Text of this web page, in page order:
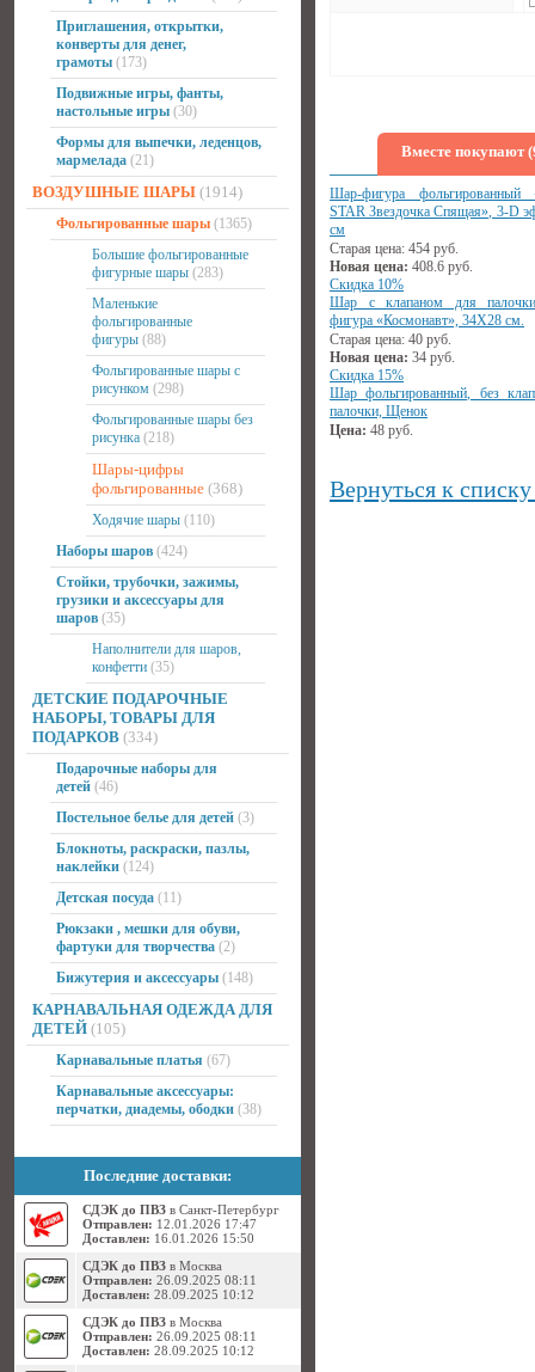
Приглашения, открытки,
конверты для денег,
грамоты (173)
Подвижные игры, фанты,
настольные игры (30)
Формы для выпечки, леденцов,
мармелада (21)
ВОЗДУШНЫЕ ШАРЫ (1914)
Фольгированные шары (1365)
Большие фольгированные
фигурные шары (283)
Маленькие
фольгированные
фигуры (88)
Фольгированные шары с
рисунком (298)
Фольгированные шары без
рисунка (218)
Шары-цифры
фольгированные (368)
Ходячие шары (110)
Наборы шаров (424)
Стойки, трубочки, зажимы,
грузики и аксессуары для
шаров (35)
Наполнители для шаров,
конфетти (35)
ДЕТСКИЕ ПОДАРОЧНЫЕ
НАБОРЫ, ТОВАРЫ ДЛЯ
ПОДАРКОВ (334)
Подарочные наборы для
детей (46)
Постельное белье для детей (3)
Блокноты, раскраски, пазлы,
наклейки (124)
Детская посуда (11)
Рюкзаки , мешки для обуви,
фартуки для творчества (2)
Бижутерия и аксессуары (148)
КАРНАВАЛЬНАЯ ОДЕЖДА ДЛЯ
ДЕТЕЙ (105)
Карнавальные платья (67)
Карнавальные аксессуары:
перчатки, диадемы, ободки (38)
Последние доставки:
СДЭК до ПВЗ в Санкт-Петербург
Отправлен: 12.01.2026 17:47
Доставлен: 16.01.2026 15:50
СДЭК до ПВЗ в Москва
Отправлен: 26.09.2025 08:11
Доставлен: 28.09.2025 10:12
СДЭК до ПВЗ в Москва
Отправлен: 26.09.2025 08:11
Доставлен: 28.09.2025 10:12
Вместе покупают
Шар-фигура фольгированный
STAR Звездочка Спящая», 3-D
см
Старая цена: 454 руб.
Новая цена: 408.6 руб.
Скидка 10%
Шар с клапаном для
фигура «Космонавт», 34Х28 см.
Старая цена: 40 руб.
Новая цена: 34 руб.
Скидка 15%
Шар фольгированный, без
палочки, Щенок
Цена: 48 руб.
Вернуться к списку